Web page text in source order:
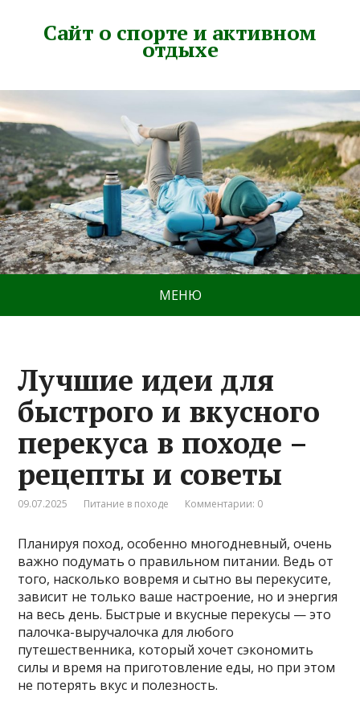
Сайт о спорте и активном
отдыхе
МЕНЮ
Лучшие идеи для
быстрого и вкусного
перекуса в походе –
рецепты и советы
09.07.2025 Питание в походе Комментарии: 0
Планируя поход, особенно многодневный, очень
важно подумать о правильном питании. Ведь от
того, насколько вовремя и сытно вы перекусите,
зависит не только ваше настроение, но и энергия
на весь день. Быстрые и вкусные перекусы — это
палочка-выручалочка для любого
путешественника, который хочет сэкономить
силы и время на приготовление еды, но при этом
не потерять вкус и полезность.